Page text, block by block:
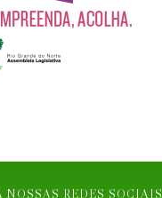
NOSSAS REDES SOCIAIS